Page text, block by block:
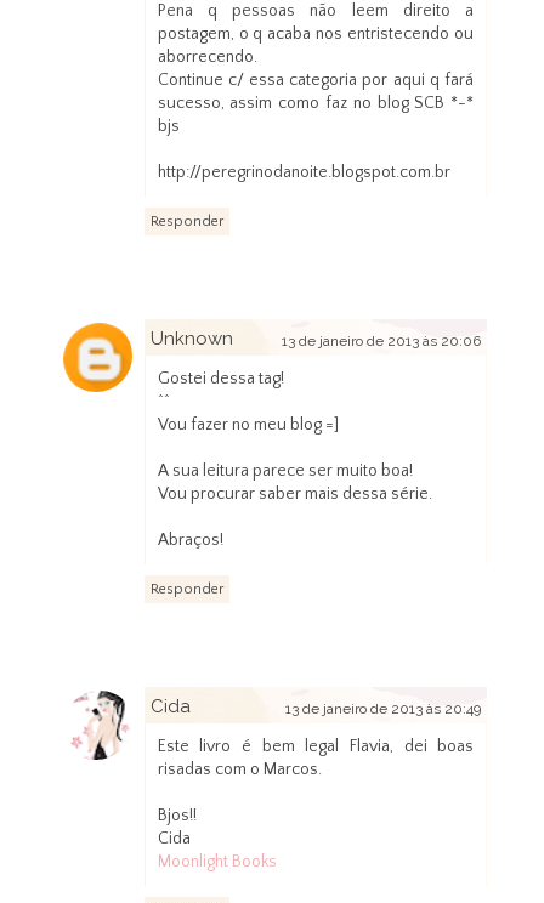
Pena q pessoas não leem direito a
postagem, o q acaba nos entristecendo ou
aborrecendo.
Continue c/ essa categoria por aqui q fará
sucesso, assim como faz no blog SCB *-*
bjs
http://peregrinodanoite.blogspot.com.br
Responder
Unknown 13 de janeiro de 2013 às 20:06
Gostei dessa tag!
^^
Vou fazer no meu blog =]
A sua leitura parece ser muito boa!
Vou procurar saber mais dessa série.
Abraços!
Responder
Cida 13 de janeiro de 2013 às 20:49
Este livro é bem legal Flavia, dei boas
risadas com o Marcos.
Bjos!!
Cida
Moonlight Books